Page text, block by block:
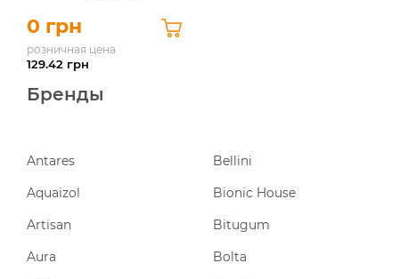
0 грн
розничная цена
129.42 грн
Бренды
Antares
Aquaizol
Artisan
Aura
Bellini
Bionic House
Bitugum
Bolta